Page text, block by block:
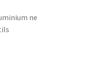
ne